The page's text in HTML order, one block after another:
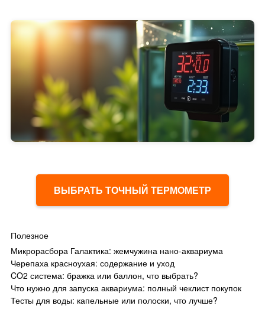
ВЫБРАТЬ ТОЧНЫЙ ТЕРМОМЕТР
Полезное
Микрорасбора Галактика: жемчужина нано-аквариума
Черепаха красноухая: содержание и уход
CO2 система: бражка или баллон, что выбрать?
Что нужно для запуска аквариума: полный чеклист покупок
Тесты для воды: капельные или полоски, что лучше?